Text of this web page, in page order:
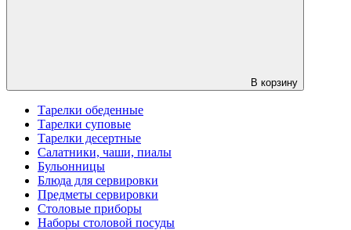
В корзину
Тарелки обеденные
Тарелки суповые
Тарелки десертные
Салатники, чаши, пиалы
Бульонницы
Блюда для сервировки
Предметы сервировки
Столовые приборы
Наборы столовой посуды